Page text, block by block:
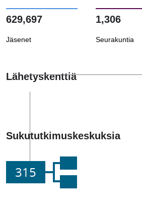
629,697
Jäsenet
1,306
Seurakuntia
Lähetyskenttiä
Sukututkimuskeskuksia
315